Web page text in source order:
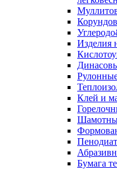
Изделия
Клей и
Бумага